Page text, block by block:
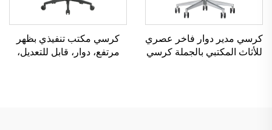
كرسي مدير دوار فاخر عصري
للأثاث المكتبي بالجملة كرسي
كرسي مكتب تنفيذي بظهر
مرتفع، دوار، قابل للتعديل،